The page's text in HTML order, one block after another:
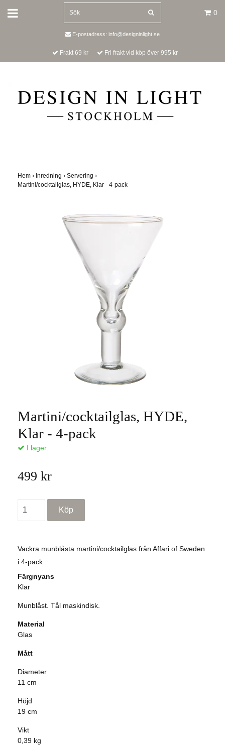
0
E-postadress: info@designinlight.se
Frakt 69 kr Fri frakt vid köp över 995 kr
Hem › Inredning › Servering ›
Martini/cocktailglas, HYDE, Klar - 4-pack
Martini/cocktailglas, HYDE,
Klar - 4-pack
I lager.
499 kr
Vackra munblåsta martini/cocktailglas från Affari of Sweden
i 4-pack
Färgnyans
Klar
Munblåst. Tål maskindisk.
Material
Glas
Mått
Diameter
11 cm
Höjd
19 cm
Vikt
0,39 kg